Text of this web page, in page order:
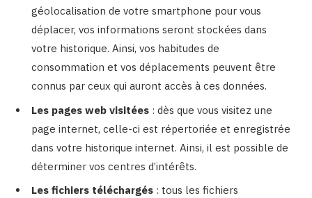
géolocalisation de votre smartphone pour vous
déplacer, vos informations seront stockées dans
votre historique. Ainsi, vos habitudes de
consommation et vos déplacements peuvent être
connus par ceux qui auront accès à ces données.
Les pages web visitées : dès que vous visitez une
page internet, celle-ci est répertoriée et enregistrée
dans votre historique internet. Ainsi, il est possible de
déterminer vos centres d’intérêts.
Les fichiers téléchargés : tous les fichiers